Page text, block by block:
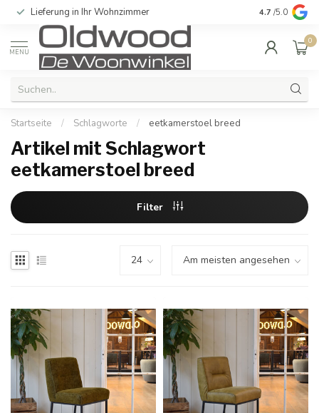
Lieferung in Ihr Wohnzimmer Qualität und
4.7 /5.0
MENU
0
Startseite / Schlagworte / eetkamerstoel breed
Artikel mit Schlagwort
eetkamerstoel breed
Filter